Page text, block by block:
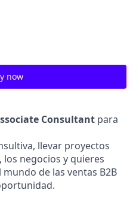
now
Consultant para
llevar proyectos
negocios y quieres
de las ventas B2B